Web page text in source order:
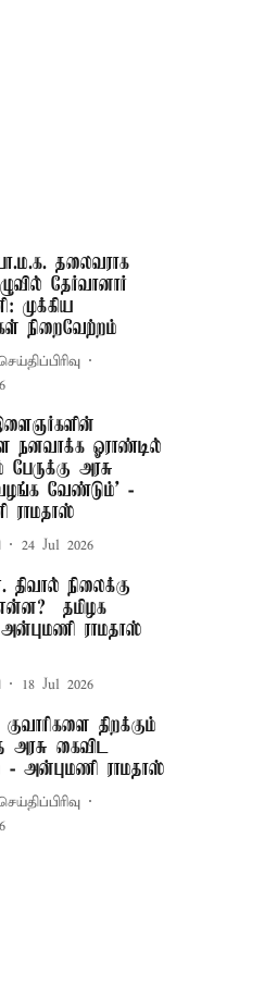
தலைவராக
தேர்வானார்
முக்கிய
நிறைவேற்றம்
நனவாக்க ஓராண்டில்
அரசு
வேண்டும்’ -
ராமதாஸ்
24 Jul 2026
திவால் நிலைக்கு
– தமிழக
அன்புமணி ராமதாஸ்
18 Jul 2026
திறக்கும்
அரசு கைவிட
அன்புமணி ராமதாஸ்